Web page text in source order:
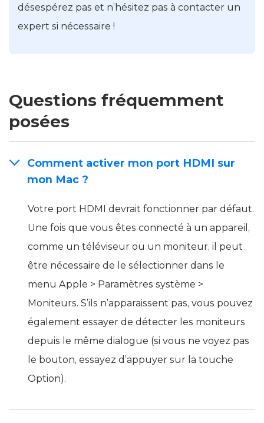
désespérez pas et n’hésitez pas à contacter un
expert si nécessaire !
Questions fréquemment
posées
Comment activer mon port HDMI sur
mon Mac ?
Votre port HDMI devrait fonctionner par défaut.
Une fois que vous êtes connecté à un appareil,
comme un téléviseur ou un moniteur, il peut
être nécessaire de le sélectionner dans le
menu Apple > Paramètres système >
Moniteurs. S’ils n’apparaissent pas, vous pouvez
également essayer de détecter les moniteurs
depuis le même dialogue (si vous ne voyez pas
le bouton, essayez d’appuyer sur la touche
Option).